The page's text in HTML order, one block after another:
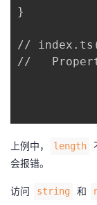
证
实
的
持
建
}
//
//
上例中， length
会报错。
访问 string 和